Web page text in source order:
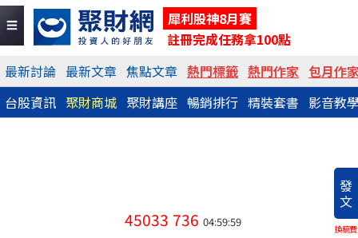
犀利股神8月賽
註冊完成任務拿100點
最新討論 最新文章 焦點文章 熱門標籤 熱門作家 包月作
台股資訊 聚財商城 聚財講座 暢銷排行 精裝套書 影音教
發
文
換稿費
45033 736 04:59:59